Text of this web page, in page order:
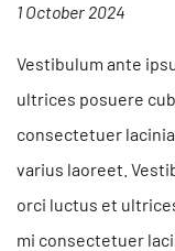
1 October 2024
Vestibulum ante
ultrices posuere
consectetuer
varius laoreet.
orci luctus et
mi consectetuer